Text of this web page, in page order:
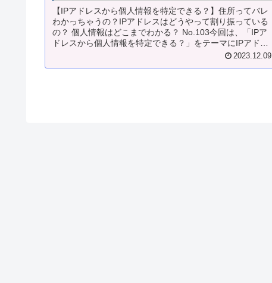
人情報はどこまでわかる？ No.103
【IPアドレスから個人情報を特定できる？】住所ってバレ
わかっちゃうの？IPアドレスはどうやって割り振っている
の？ 個人情報はどこまでわかる？ No.103今回は、「IPア
ドレスから個人情報を特定できる？」をテーマにIPアドレ
2023.12.09